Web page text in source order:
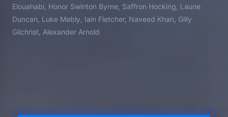
Elouahabi, Honor Swinton Byrne, Saffron Hocking, Laurie
Duncan, Luke Mably, Iain Fletcher, Naveed Khan, Gilly
Gilchrist, Alexander Arnold